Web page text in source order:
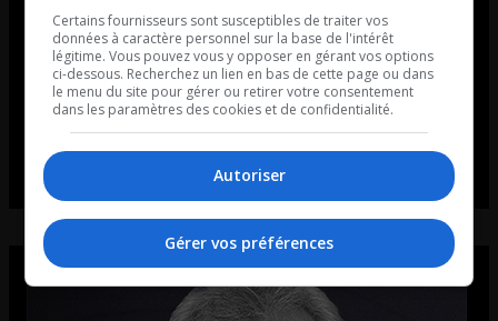
Certains fournisseurs sont susceptibles de traiter vos
données à caractère personnel sur la base de l'intérêt
légitime. Vous pouvez vous y opposer en gérant vos options
ci-dessous. Recherchez un lien en bas de cette page ou dans
le menu du site pour gérer ou retirer votre consentement
dans les paramètres des cookies et de confidentialité.
Autoriser
Gérer vos préférences